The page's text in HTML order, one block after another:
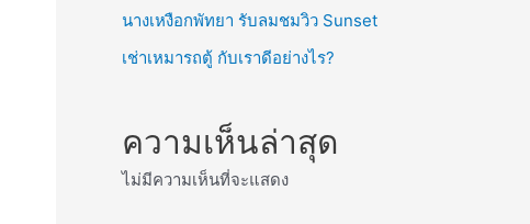
นางเหงือกพัทยา รับลมชมวิว Sunset
เช่าเหมารถตู้ กับเราดีอย่างไร?
ความเห็นล่าสุด
ไม่มีความเห็นที่จะแสดง